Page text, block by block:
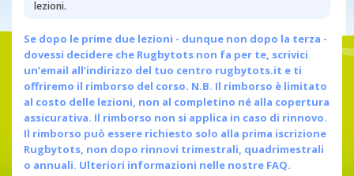
lezioni.
Se dopo le prime due lezioni - dunque non dopo la terza -
dovessi decidere che Rugbytots non fa per te, scrivici
un’email all’indirizzo del tuo centro rugbytots.it e ti
offriremo il rimborso del corso. N.B. Il rimborso è limitato
al costo delle lezioni, non al completino né alla copertura
assicurativa. Il rimborso non si applica in caso di rinnovo.
Il rimborso può essere richiesto solo alla prima iscrizione
Rugbytots, non dopo rinnovi trimestrali, quadrimestrali
o annuali. Ulteriori informazioni nelle nostre FAQ.